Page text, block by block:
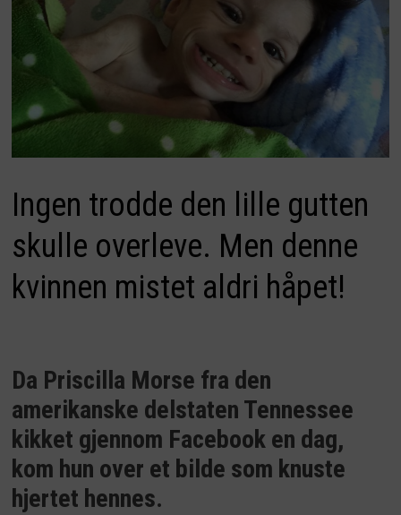
Ingen trodde den lille gutten
skulle overleve. Men denne
kvinnen mistet aldri håpet!
Da Priscilla Morse fra den
amerikanske delstaten Tennessee
kikket gjennom Facebook en dag,
kom hun over et bilde som knuste
hjertet hennes.